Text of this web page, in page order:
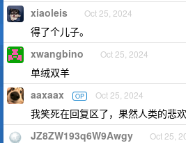
xiaoleis Oct 25, 2024
得了个儿子。
xwangbino Oct 25, 2024
单绒双羊
aaxaax OP Oct 25, 2024
我笑死在回复区了，果然人类的悲
JZ8ZW193q6W9Awgy Oct 25,